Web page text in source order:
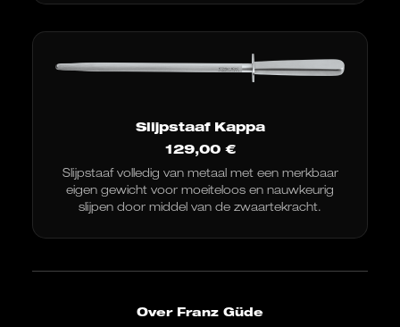
Slijpstaaf Kappa
129,00 €
Slijpstaaf volledig van metaal met een merkbaar
eigen gewicht voor moeiteloos en nauwkeurig
slijpen door middel van de zwaartekracht.
Over Franz Güde